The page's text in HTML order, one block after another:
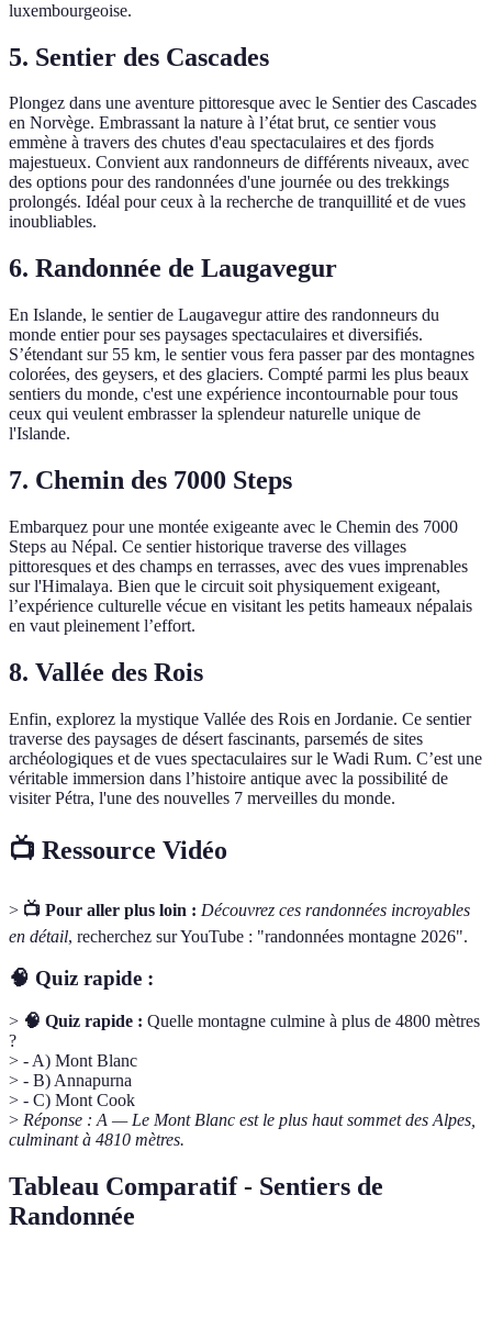
luxembourgeoise.
5. Sentier des Cascades
Plongez dans une aventure pittoresque avec le Sentier des Cascades
en Norvège. Embrassant la nature à l’état brut, ce sentier vous
emmène à travers des chutes d'eau spectaculaires et des fjords
majestueux. Convient aux randonneurs de différents niveaux, avec
des options pour des randonnées d'une journée ou des trekkings
prolongés. Idéal pour ceux à la recherche de tranquillité et de vues
inoubliables.
6. Randonnée de Laugavegur
En Islande, le sentier de Laugavegur attire des randonneurs du
monde entier pour ses paysages spectaculaires et diversifiés.
S’étendant sur 55 km, le sentier vous fera passer par des montagnes
colorées, des geysers, et des glaciers. Compté parmi les plus beaux
sentiers du monde, c'est une expérience incontournable pour tous
ceux qui veulent embrasser la splendeur naturelle unique de
l'Islande.
7. Chemin des 7000 Steps
Embarquez pour une montée exigeante avec le Chemin des 7000
Steps au Népal. Ce sentier historique traverse des villages
pittoresques et des champs en terrasses, avec des vues imprenables
sur l'Himalaya. Bien que le circuit soit physiquement exigeant,
l’expérience culturelle vécue en visitant les petits hameaux népalais
en vaut pleinement l’effort.
8. Vallée des Rois
Enfin, explorez la mystique Vallée des Rois en Jordanie. Ce sentier
traverse des paysages de désert fascinants, parsemés de sites
archéologiques et de vues spectaculaires sur le Wadi Rum. C’est une
véritable immersion dans l’histoire antique avec la possibilité de
visiter Pétra, l'une des nouvelles 7 merveilles du monde.
📺 Ressource Vidéo
> 📺 Pour aller plus loin : Découvrez ces randonnées incroyables
en détail, recherchez sur YouTube : "randonnées montagne 2026".
🧠 Quiz rapide :
> 🧠 Quiz rapide : Quelle montagne culmine à plus de 4800 mètres
?
> - A) Mont Blanc
> - B) Annapurna
> - C) Mont Cook
> Réponse : A — Le Mont Blanc est le plus haut sommet des Alpes,
culminant à 4810 mètres.
Tableau Comparatif - Sentiers de
Randonnée